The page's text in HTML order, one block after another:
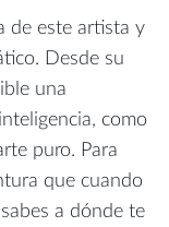
de este artista y
Desde su
una
como
puro. Para
que cuando
a dónde te